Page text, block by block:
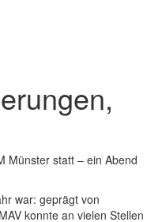
Münster statt – ein Abend
war: geprägt von
konnte an vielen Stellen